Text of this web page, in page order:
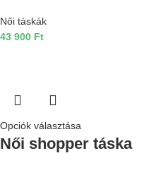
Női táskák
43 900 Ft
Opciók választása
Női shopper táska